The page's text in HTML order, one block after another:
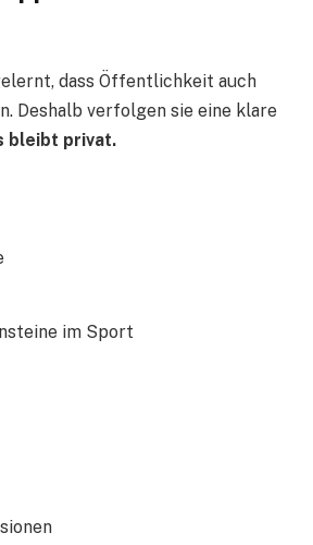
dass Öffentlichkeit auch
Deshalb verfolgen sie eine klare
bleibt privat.
im Sport